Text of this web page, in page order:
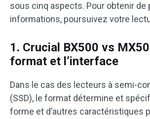
sous cinq aspects. Pour obtenir de
informations, poursuivez votre
1. Crucial BX500 vs
format et l’interface
Dans le cas des lecteurs à semi-
(SSD), le format détermine et
forme et d’autres caractéristiques